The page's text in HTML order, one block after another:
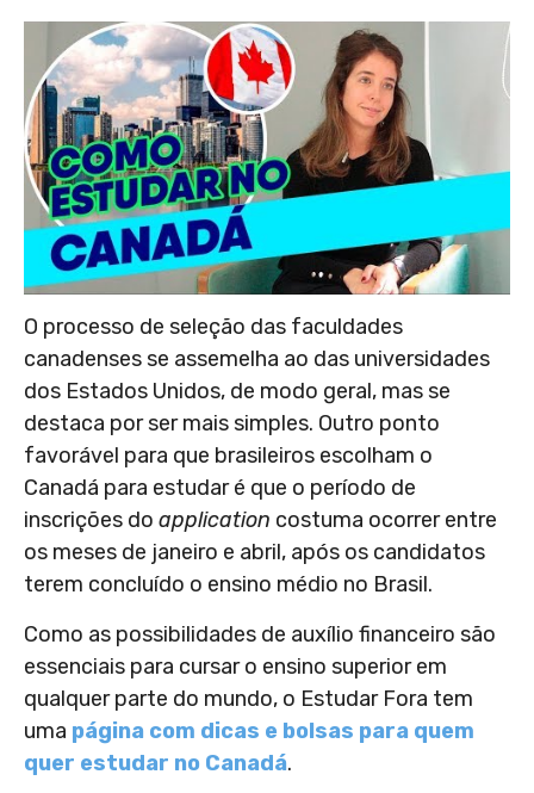
O processo de seleção das faculdades
canadenses se assemelha ao das universidades
dos Estados Unidos, de modo geral, mas se
destaca por ser mais simples. Outro ponto
favorável para que brasileiros escolham o
Canadá para estudar é que o período de
inscrições do application costuma ocorrer entre
os meses de janeiro e abril, após os candidatos
terem concluído o ensino médio no Brasil.
Como as possibilidades de auxílio financeiro são
essenciais para cursar o ensino superior em
qualquer parte do mundo, o Estudar Fora tem
uma página com dicas e bolsas para quem
quer estudar no Canadá.